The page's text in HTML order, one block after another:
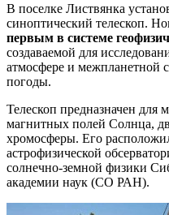
В поселке Листвянка
синоптический телескоп.
первым в системе
создаваемой для
атмосфере и межпланетной
погоды.
Телескоп предназначен для
магнитных полей Солнца,
хромосферы. Его
астрофизической
солнечно-земной физики
академии наук (СО РАН).